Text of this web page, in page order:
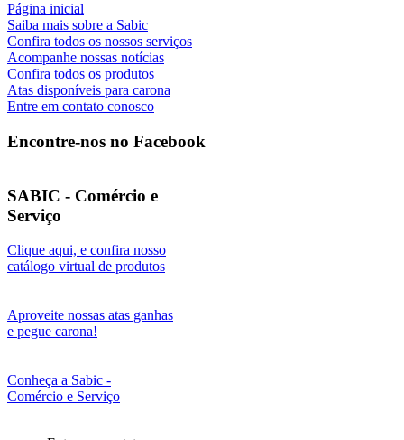
Página inicial
Saiba mais sobre a Sabic
Confira todos os nossos serviços
Acompanhe nossas notícias
Confira todos os produtos
Atas disponíveis para carona
Entre em contato conosco
Encontre-nos no Facebook
SABIC - Comércio e
Serviço
Clique aqui, e confira nosso
catálogo virtual de produtos
Aproveite nossas atas ganhas
e pegue carona!
Conheça a Sabic -
Comércio e Serviço